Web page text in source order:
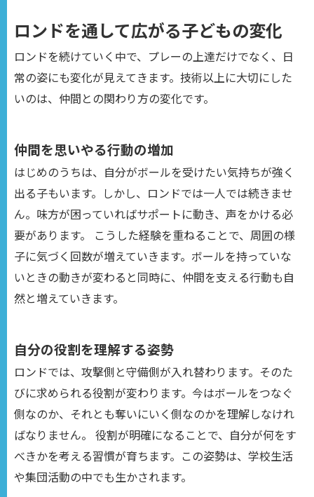
ロンドを通して広がる子どもの変化
ロンドを続けていく中で、プレーの上達だけでなく、日
常の姿にも変化が見えてきます。技術以上に大切にした
いのは、仲間との関わり方の変化です。
仲間を思いやる行動の増加
はじめのうちは、自分がボールを受けたい気持ちが強く
出る子もいます。しかし、ロンドでは一人では続きませ
ん。味方が困っていればサポートに動き、声をかける必
要があります。 こうした経験を重ねることで、周囲の様
子に気づく回数が増えていきます。ボールを持っていな
いときの動きが変わると同時に、仲間を支える行動も自
然と増えていきます。
自分の役割を理解する姿勢
ロンドでは、攻撃側と守備側が入れ替わります。そのた
びに求められる役割が変わります。今はボールをつなぐ
側なのか、それとも奪いにいく側なのかを理解しなけれ
ばなりません。 役割が明確になることで、自分が何をす
べきかを考える習慣が育ちます。この姿勢は、学校生活
や集団活動の中でも生かされます。